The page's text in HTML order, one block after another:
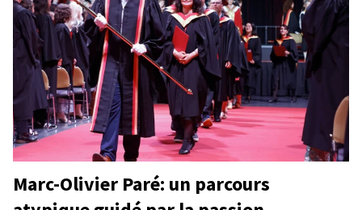
Marc-Olivier Paré: un parcours